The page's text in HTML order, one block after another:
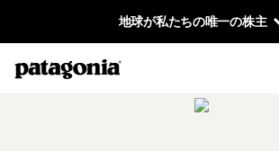
地球が私たちの唯一の株主